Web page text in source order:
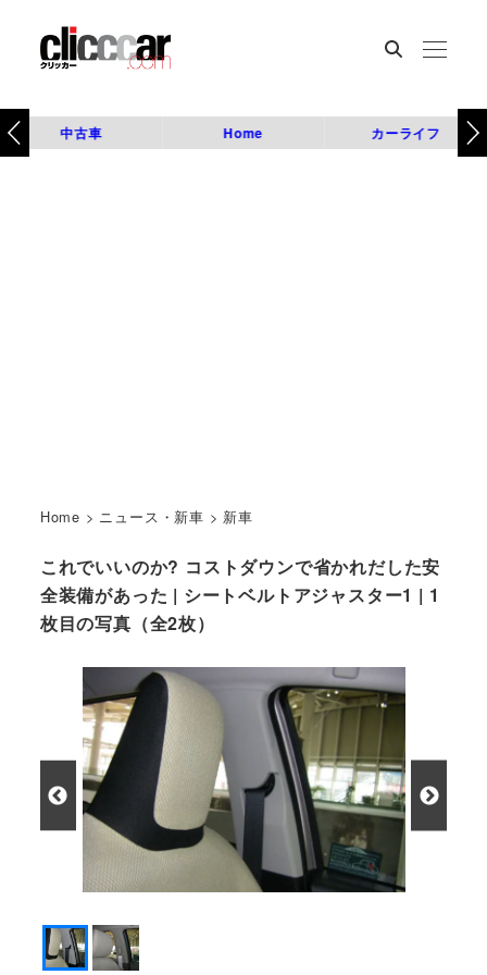
中古車 Home カーライフ
Home > ニュース・新車 > 新車
これでいいのか? コストダウンで省かれだした安
全装備があった | シートベルトアジャスター1 | 1
枚目の写真（全2枚）